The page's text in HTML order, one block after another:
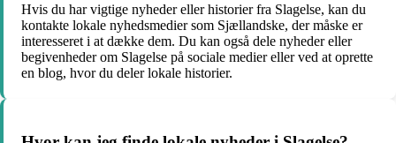
Hvis du har vigtige nyheder eller historier fra Slagelse, kan du
kontakte lokale nyhedsmedier som Sjællandske, der måske er
interesseret i at dække dem. Du kan også dele nyheder eller
begivenheder om Slagelse på sociale medier eller ved at oprette
en blog, hvor du deler lokale historier.